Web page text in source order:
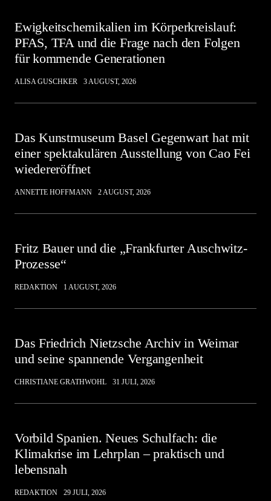
Ewigkeitschemikalien im Körperkreislauf:
PFAS, TFA und die Frage nach den Folgen
für kommende Generationen
ALISA GUSCHKER 3 AUGUST, 2026
Das Kunstmuseum Basel Gegenwart hat mit
einer spektakulären Ausstellung von Cao Fei
wiedereröffnet
ANNETTE HOFFMANN 2 AUGUST, 2026
Fritz Bauer und die „Frankfurter Auschwitz-
Prozesse“
REDAKTION 1 AUGUST, 2026
Das Friedrich Nietzsche Archiv in Weimar
und seine spannende Vergangenheit
CHRISTIANE GRATHWOHL 31 JULI, 2026
Vorbild Spanien. Neues Schulfach: die
Klimakrise im Lehrplan – praktisch und
lebensnah
REDAKTION 29 JULI, 2026